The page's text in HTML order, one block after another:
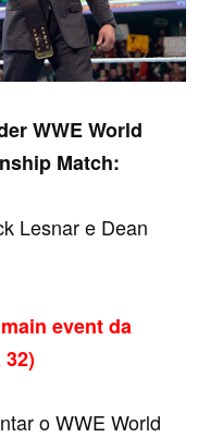
WWE World
Match:
Lesnar e Dean
event da
o WWE World